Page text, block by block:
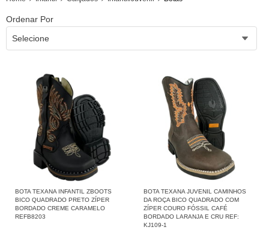
Ordenar Por
Selecione
BOTA TEXANA INFANTIL ZBOOTS
BICO QUADRADO PRETO ZÍPER
BORDADO CREME CARAMELO
REFB8203
BOTA TEXANA JUVENIL CAMINHOS
DA ROÇA BICO QUADRADO COM
ZÍPER COURO FÓSSIL CAFÉ
BORDADO LARANJA E CRU REF:
KJ109-1